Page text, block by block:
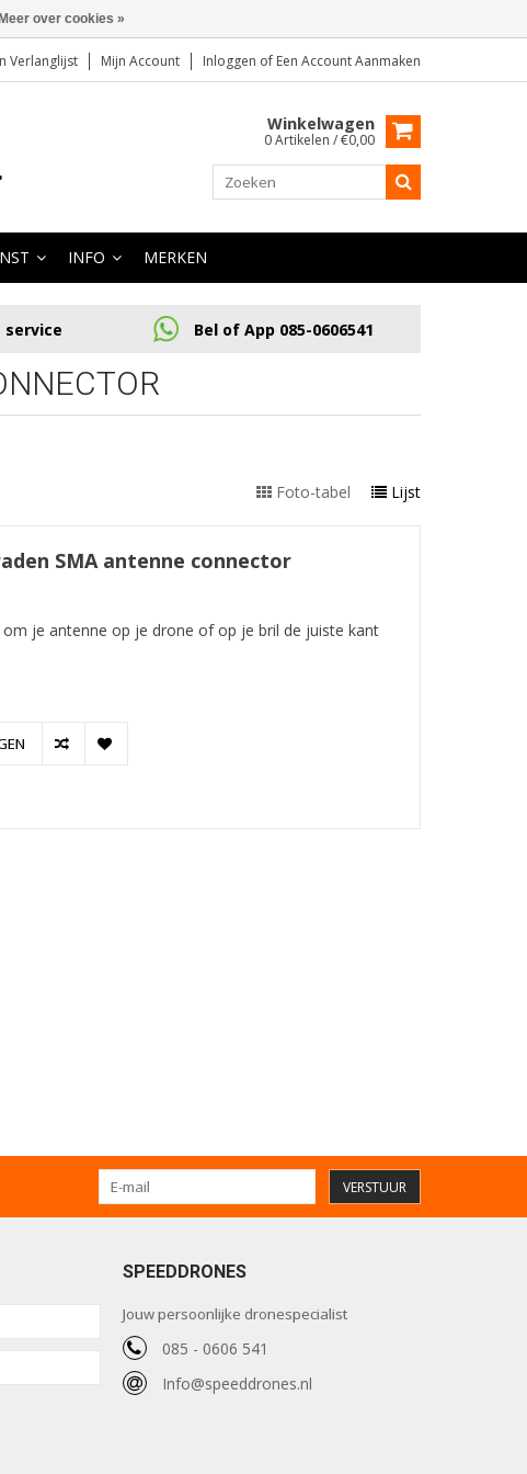
Verlanglijst Mijn Account Inloggen of Een Account Aanmaken
Winkelwagen
0 Artikelen / €0,00
INFO MERKEN
service Bel of App 085-0606541
Foto-tabel Lijst
SMA antenne connector
om je antenne op je drone of op je bril de juiste kant
VERSTUUR
SPEEDDRONES
Jouw persoonlijke dronespecialist
085 - 0606 541
Info@speeddrones.nl
Meer over cookies »